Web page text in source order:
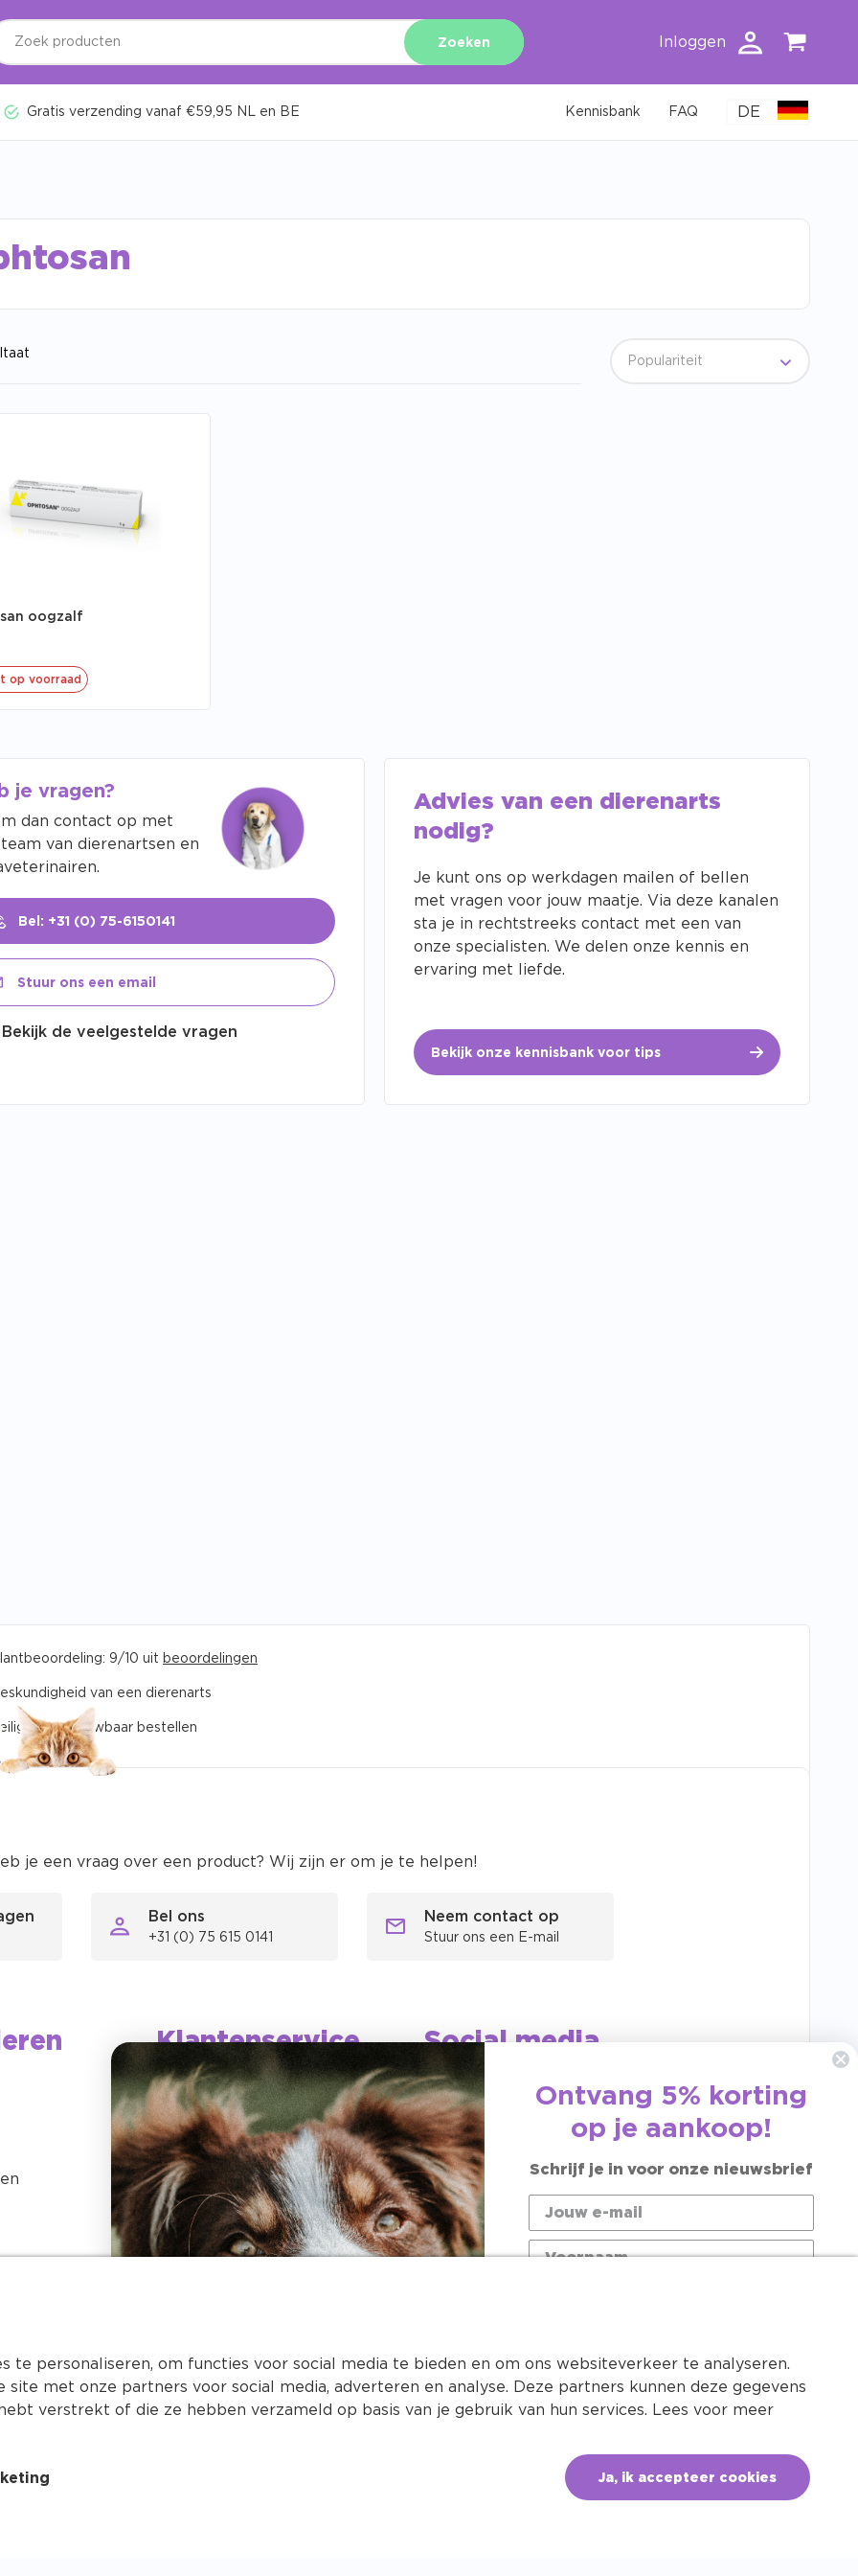
Zoeken Inloggen
Gratis verzending vanaf €59,95 NL en BE Kennisbank FAQ DE
oogzalf
op voorraad
je vragen?
dan contact op met
van dierenartsen en
Bel: +31 (0) 75-6150141
Stuur ons een email
Bekijk de veelgestelde vragen
Advies van een dierenarts
nodig?
Je kunt ons op werkdagen mailen of bellen
met vragen voor jouw maatje. Via deze kanalen
sta je in rechtstreeks contact met een van
onze specialisten. We delen onze kennis en
ervaring met liefde.
Bekijk onze kennisbank voor tips
9/10 uit beoordelingen
van een dierenarts
en betrouwbaar bestellen
binnen Nederland en België vanaf €59,95
je een vraag over een product? Wij zijn er om je te helpen!
Bel ons
+31 (0) 75 615 0141
Neem contact op
Stuur ons een E-mail
Klantenservice
Klantenservice
Mijn account
Betalen
Verzenden
Social media
Volg ons op Instagram en
Facebook
te personaliseren, om functies voor social media te bieden en om ons websiteverkeer te analyseren.
met onze partners voor social media, adverteren en analyse. Deze partners kunnen deze gegevens
verstrekt of die ze hebben verzameld op basis van je gebruik van hun services. Lees voor meer
Ja, ik accepteer cookies
Ontvang 5% korting
op je aankoop!
Schrijf je in voor onze nieuwsbrief
Katten
Honden
Paarden
Kleine dieren
Meld je nu aan